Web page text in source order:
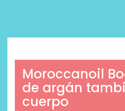
Moroccanoil
de argán
cuerpo